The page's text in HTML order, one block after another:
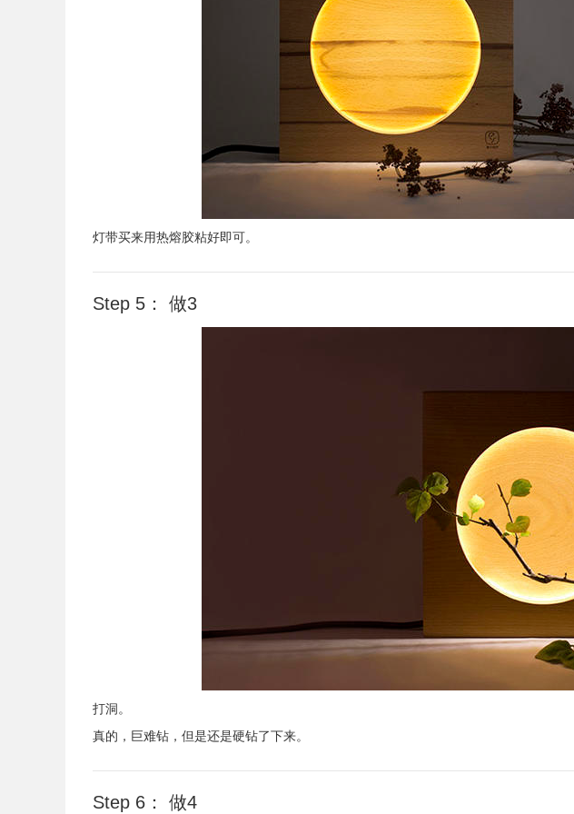
灯带买来用热熔胶粘好即可。
Step 5： 做3
打洞。
真的，巨难钻，但是还是硬钻了下来。
Step 6： 做4